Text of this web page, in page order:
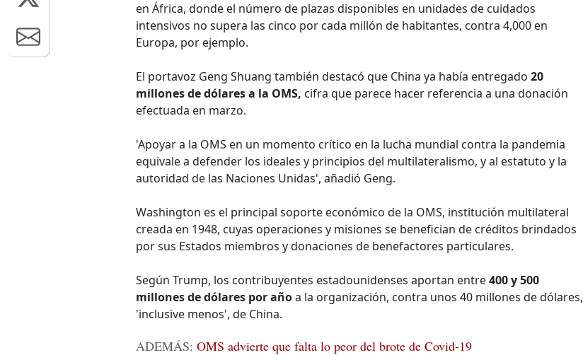
en África, donde el número de plazas disponibles en unidades de cuidados
intensivos no supera las cinco por cada millón de habitantes, contra 4,000 en
Europa, por ejemplo.
El portavoz Geng Shuang también destacó que China ya había entregado 20
millones de dólares a la OMS, cifra que parece hacer referencia a una donación
efectuada en marzo.
'Apoyar a la OMS en un momento crítico en la lucha mundial contra la pandemia
equivale a defender los ideales y principios del multilateralismo, y al estatuto y la
autoridad de las Naciones Unidas', añadió Geng.
Washington es el principal soporte económico de la OMS, institución multilateral
creada en 1948, cuyas operaciones y misiones se benefician de créditos brindados
por sus Estados miembros y donaciones de benefactores particulares.
Según Trump, los contribuyentes estadounidenses aportan entre400 y 500
millones de dólares por añoa la organización, contra unos 40 millones de dólares,
'inclusive menos', de China.
ADEMÁS: OMS advierte que falta lo peor del brote de Covid-19